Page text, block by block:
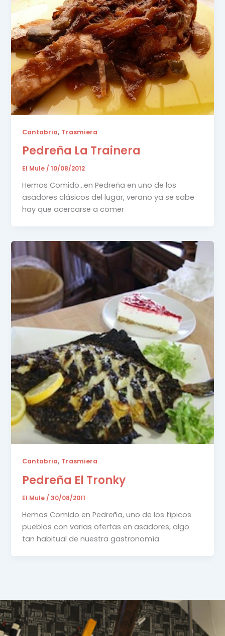
Cantabria, Trasmiera
Pedreña La Trainera
El Mule/10/08/2012
Hemos Comido…en Pedreña en uno de los
asadores clásicos del lugar, verano ya se sabe
hay que acercarse a comer
Cantabria, Trasmiera
Pedreña El Tronky
El Mule/30/08/2011
Hemos Comido en Pedreña, uno de los típicos
pueblos con varias ofertas en asadores, algo
tan habitual de nuestra gastronomía